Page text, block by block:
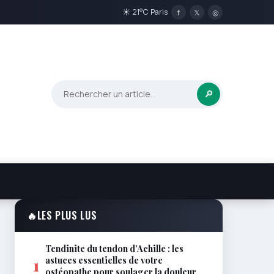
☀ 21°C Paris f 𝕏 ◎
🔎
🔥LES PLUS LUS
1
Tendinite du tendon d’Achille : les
astuces essentielles de votre
ostéopathe pour soulager la douleur